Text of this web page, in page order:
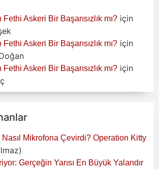
Fethi Askeri Bir Başarısızlık mı? için
Fethi Askeri Bir Başarısızlık mı? için
Fethi Askeri Bir Başarısızlık mı? için
Mikrofona Çevirdi? Operation Kitty
Gerçeğin Yarısı En Büyük Yalandır